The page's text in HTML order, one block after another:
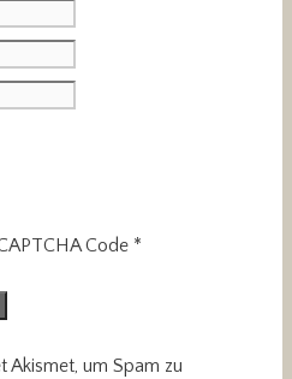
Code *
Akismet, um Spam zu